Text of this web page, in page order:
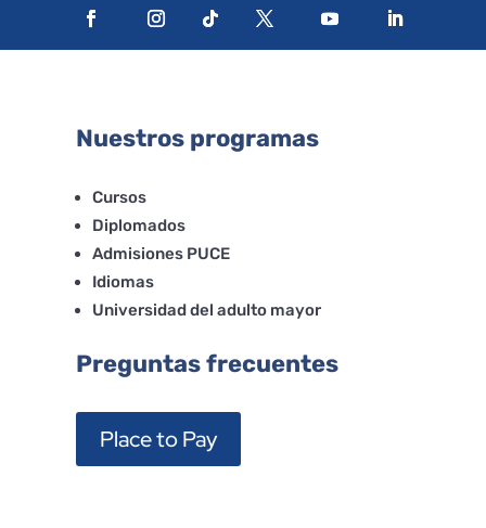
Nuestros programas
Cursos
Diplomados
Admisiones PUCE
Idiomas
Universidad del adulto mayor
Preguntas frecuentes
Place to Pay